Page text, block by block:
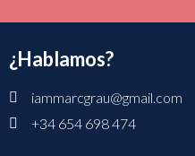
¿Hablamos?
iammarcgrau@gmail.com
+34 654 698 474